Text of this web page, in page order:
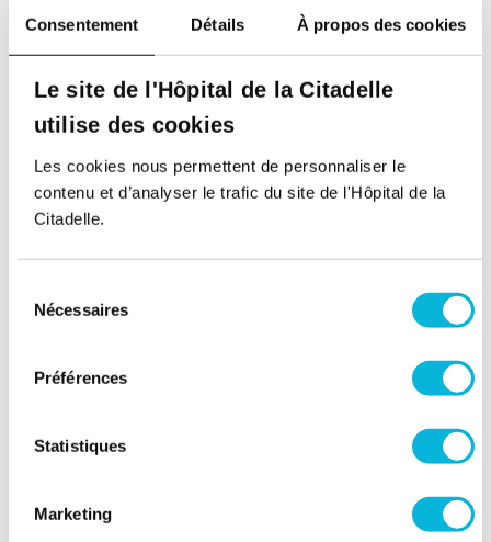
Consentement Détails À propos des cookies
Le site de l'Hôpital de la Citadelle
utilise des cookies
Les cookies nous permettent de personnaliser le
contenu et d’analyser le trafic du site de l'Hôpital de la
Citadelle.
Nécessaires
Préférences
Statistiques
Marketing
Service d'Imagerie médicale
Contacter le service
Retour à tous nos spécialistes
Soutenez notre Fondation
financer des projets qui améliorent
directement le bien-être des patients et